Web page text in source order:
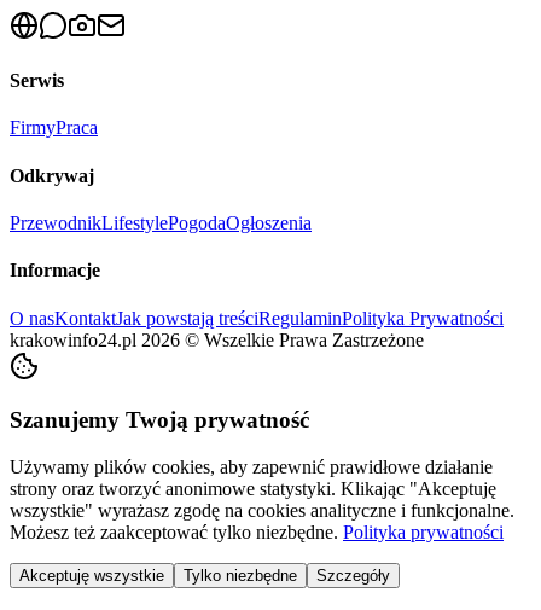
Serwis
FirmyPraca
Odkrywaj
PrzewodnikLifestylePogodaOgłoszenia
Informacje
O nasKontaktJak powstają treściRegulaminPolityka Prywatności
krakowinfo24.pl 2026 © Wszelkie Prawa Zastrzeżone
Szanujemy Twoją prywatność
Używamy plików cookies, aby zapewnić prawidłowe działanie
strony oraz tworzyć anonimowe statystyki. Klikając "Akceptuję
wszystkie" wyrażasz zgodę na cookies analityczne i funkcjonalne.
Możesz też zaakceptować tylko niezbędne. Polityka prywatności
Akceptuję wszystkie Tylko niezbędne Szczegóły